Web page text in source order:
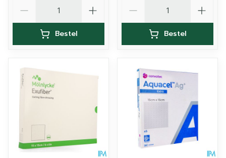
Bestel Bestel